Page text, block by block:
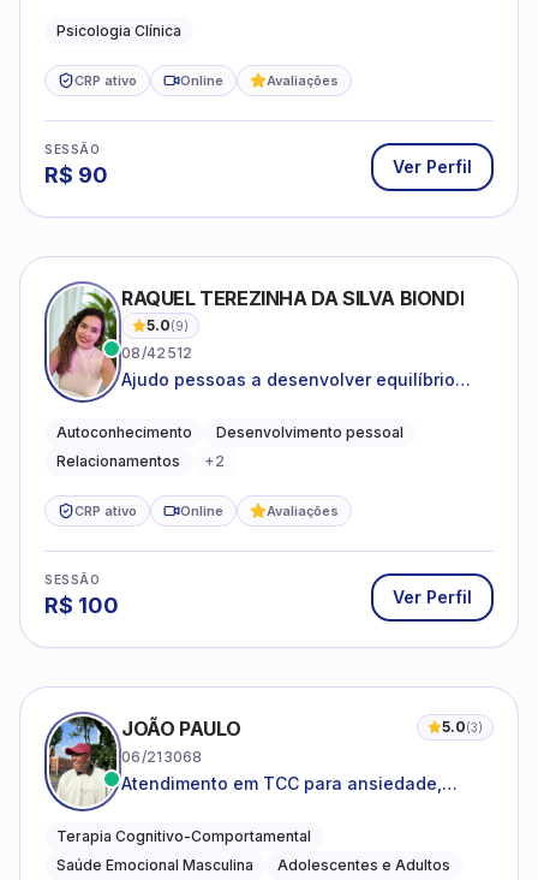
estruturas, com experiência em
Psicologia Clínica
CRP ativo Online Avaliações
SESSÃO
R$ 90 Ver Perfil
RAQUEL TEREZINHA DA SILVA BIONDI
5.0(9)
08/42512
Ajudo pessoas a desenvolver equilíbrio
Autoconhecimento
Desenvolvimento pessoal
Relacionamentos
+2
CRP ativo Online Avaliações
SESSÃO
R$ 100 Ver Perfil
JOÃO PAULO 5.0(3)
06/213068
Atendimento em TCC para ansiedade,
emocional
Terapia Cognitivo-Comportamental
Saúde Emocional Masculina
Adolescentes e Adultos